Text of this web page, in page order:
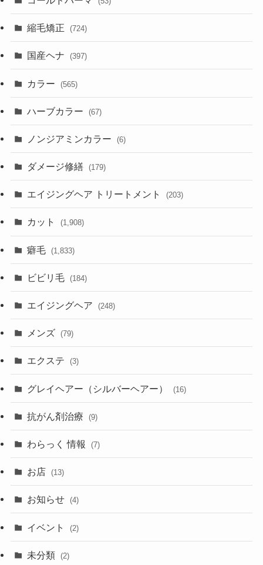
縮毛矯正 (724)
国産ヘナ (397)
カラー (565)
ハーブカラー (67)
ノンジアミンカラー (6)
ダメージ修繕 (179)
エイジングヘア トリートメント (203)
カット (1,908)
癖毛 (1,833)
ビビリ毛 (184)
エイジングヘア (248)
メンズ (79)
エクステ (3)
グレイヘアー（シルバーヘアー） (16)
抗がん剤治療 (9)
わらっく 情報 (7)
お店 (13)
お知らせ (4)
イベント (2)
未分類 (2)